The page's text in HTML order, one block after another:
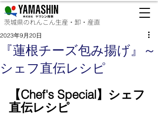
茨城県のれんこん生産・卸・産直
『​蓮根チーズ包み揚げ』～
シェフ直伝レシピ
2023年9月20日
【Chef's Special】シェフ
直伝レシピ